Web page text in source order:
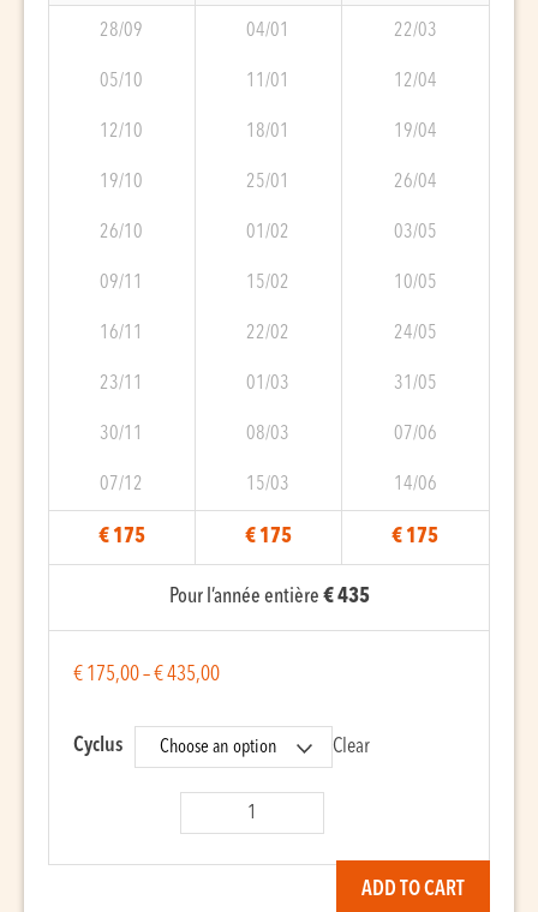
28/09
05/10
12/10
19/10
26/10
09/11
16/11
23/11
30/11
07/12
€ 175
04/01
11/01
18/01
25/01
01/02
15/02
22/02
01/03
08/03
15/03
€ 175
22/03
12/04
19/04
26/04
03/05
10/05
24/05
31/05
07/06
14/06
€ 175
Pour l’année entière € 435
€ 175,00–€435,00
Cyclus Clear
ADD TO CART